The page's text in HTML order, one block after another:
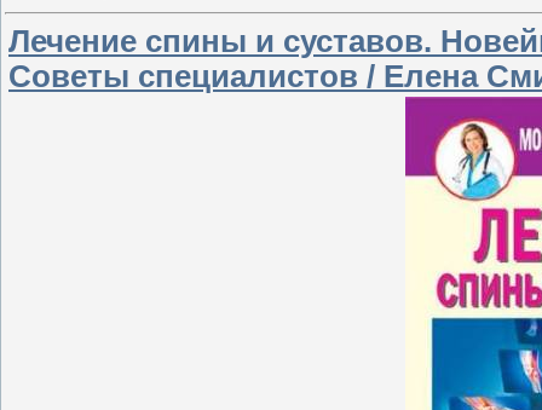
Лечение спины и суставов.
Советы специалистов / Елена